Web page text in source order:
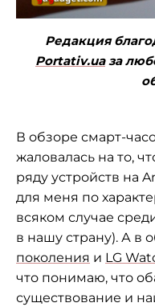
Редакция
Portativ.uaза
В обзоре смарт-
жаловалась на то,
ряду устройств на
для меня по
всяком случае
в нашу страну). А в
поколения и LG
что понимаю, что
существование и